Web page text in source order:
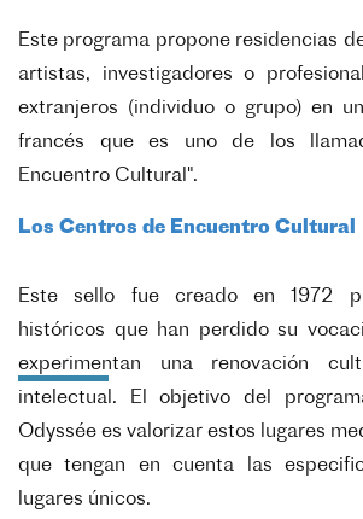
Este programa propone residencias
artistas, investigadores o
extranjeros (individuo o grupo) en
francés que es uno de los
Encuentro Cultural".
Los Centros de Encuentro Cultural
Este sello fue creado en 1972
históricos que han perdido su
experimentan una renovación
intelectual. El objetivo del
Odyssée es valorizar estos lugares
que tengan en cuenta las
lugares únicos.